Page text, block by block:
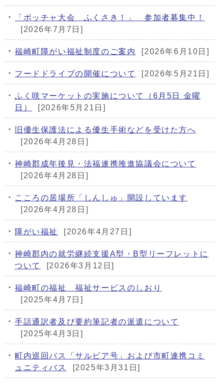
「ボッチャ大会 ふくさき！」 参加者募集中！
[2026年7月7日]
福崎町障がい福祉制度のご案内 [2026年6月10日]
フードドライブの開催について [2026年5月21日]
ふく咲マーケットの実施について（6月5日 金曜
日）
[2026年5月21日]
旧優生保護法による優生手術などを受けた方へ
[2026年4月28日]
神崎郡成年後見・法福連携推進協議会について
[2026年4月28日]
こころの居場所「しんしゅ」開設しています
[2026年4月28日]
障がい福祉 [2026年4月27日]
神崎郡内の就労継続支援A型・B型リーフレットに
ついて
[2026年3月12日]
福崎町の福祉 福祉サービスのしおり
[2025年4月7日]
手話通訳者及び要約筆記者の派遣について
[2025年4月3日]
町内巡回バス「サルビア号」および市町連携コミ
ュニティバス
[2025年3月31日]